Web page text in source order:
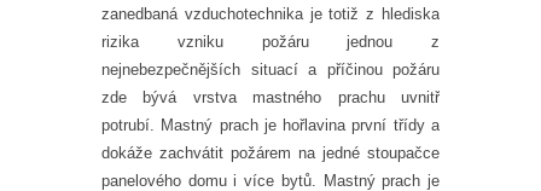
zanedbaná vzduchotechnika je totiž z hlediska
rizika vzniku požáru jednou z
nejnebezpečnějších situací a příčinou požáru
zde bývá vrstva mastného prachu uvnitř
potrubí. Mastný prach je hořlavina první třídy a
dokáže zachvátit požárem na jedné stoupačce
panelového domu i více bytů. Mastný prach je